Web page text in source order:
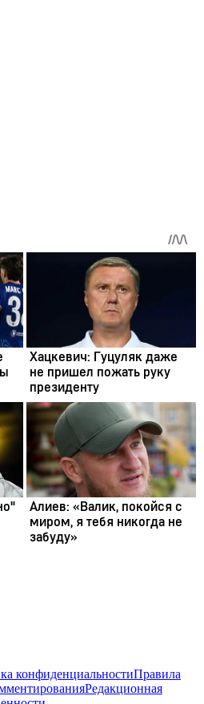
конфиденциальностиПравила
Редакционная